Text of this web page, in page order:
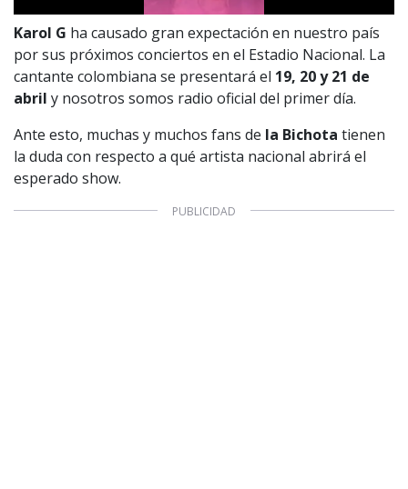
Karol G ha causado gran expectación en nuestro país
por sus próximos conciertos en el Estadio Nacional. La
cantante colombiana se presentará el 19, 20 y 21 de
abril y nosotros somos radio oficial del primer día.
Ante esto, muchas y muchos fans de la Bichota tienen
la duda con respecto a qué artista nacional abrirá el
esperado show.